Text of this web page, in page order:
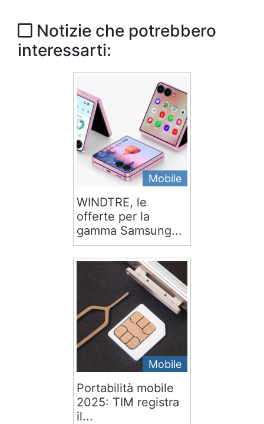
Notizie che potrebbero
interessarti:
Mobile
WINDTRE, le
offerte per la
gamma Samsung...
Mobile
Portabilità mobile
2025: TIM registra
il...